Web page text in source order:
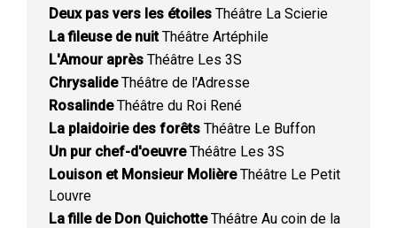
Deux pas vers les étoiles Théâtre La Scierie
La fileuse de nuitThéâtre Artéphile
L'Amour après Théâtre Les 3S
ChrysalideThéâtre de l'Adresse
RosalindeThéâtre du Roi René
La plaidoirie des forêts Théâtre Le Buffon
Un pur chef-d'oeuvreThéâtre Les 3S
Louison et Monsieur MolièreThéâtre Le Petit
Louvre
La fille de Don QuichotteThéâtre Au coin de la